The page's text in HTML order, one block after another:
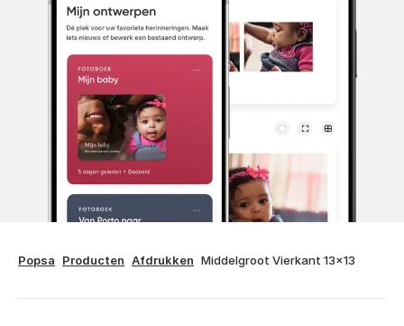
Popsa Producten Afdrukken Middelgroot Vierkant 13x13